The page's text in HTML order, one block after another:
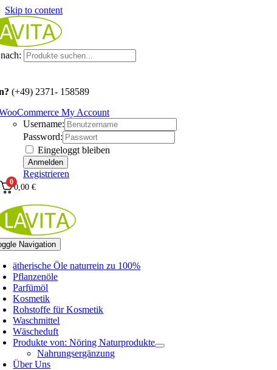
Skip to content
(+49) 2371- 158589
My Account
Username:
Password:
Eingeloggt bleiben
Registrieren
0
0,00 €
Navigation
ätherische Öle naturrein zu 100%
Pflanzenöle
Parfümöl
Kosmetik
Rohstoffe für Kosmetik
Waschmittel
Wäscheduft
Produkte von: Nöring Naturprodukte
Nahrungsergänzung
Über Uns